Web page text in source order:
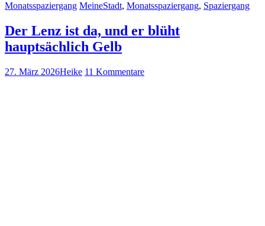
Monatsspaziergang MeineStadt, Monatsspaziergang, Spaziergang
Der Lenz ist da, und er blüht
hauptsächlich Gelb
27. März 2026Heike 11 Kommentare